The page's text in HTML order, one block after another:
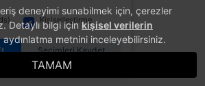
deneyimi sunabilmek için, çerezler
Detaylı bilgi içinkişisel verilerin
metnini inceleyebilirsiniz.
TAMAM
Kişiselleştirme
Seçimleri Kaydet